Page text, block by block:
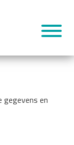
gegevens en